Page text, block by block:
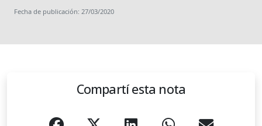
Fecha de publicación: 27/03/2020
Compartí esta nota